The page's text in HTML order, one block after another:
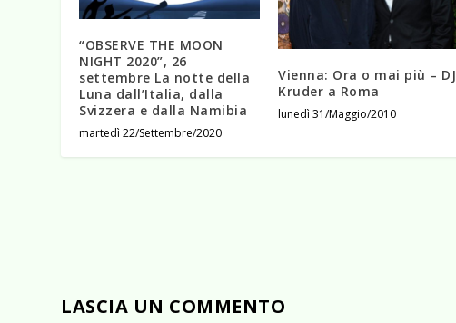
“OBSERVE THE MOON
NIGHT 2020”, 26
settembre La notte della
Luna dall’Italia, dalla
Svizzera e dalla Namibia
martedì 22/Settembre/2020
Vienna: Ora o mai più – DJ
Kruder a Roma
lunedì 31/Maggio/2010
LASCIA UN COMMENTO